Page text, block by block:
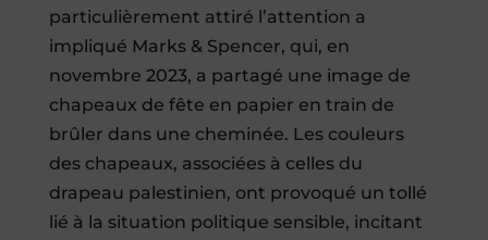
particulièrement attiré l’attention a
impliqué Marks & Spencer, qui, en
novembre 2023, a partagé une image de
chapeaux de fête en papier en train de
brûler dans une cheminée. Les couleurs
des chapeaux, associées à celles du
drapeau palestinien, ont provoqué un tollé
lié à la situation politique sensible, incitant